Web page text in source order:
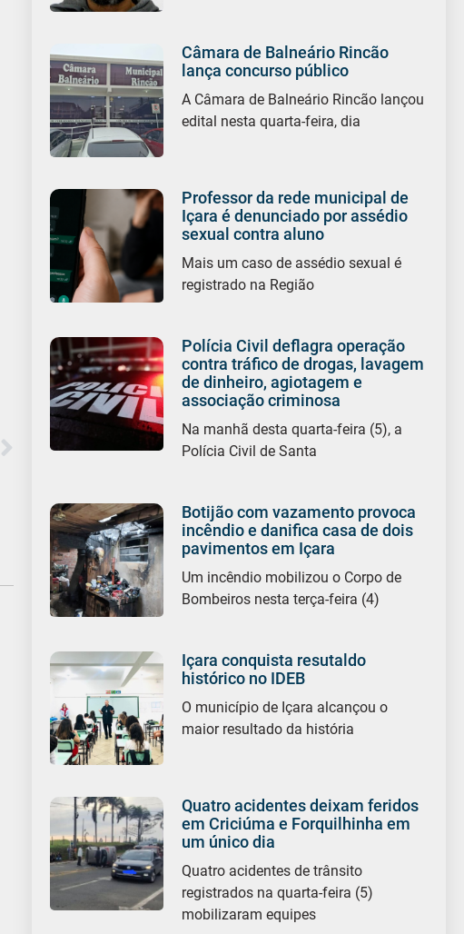
Câmara de Balneário Rincão
lança concurso público
A Câmara de Balneário Rincão lançou
edital nesta quarta-feira, dia
Professor da rede municipal de
Içara é denunciado por assédio
sexual contra aluno
Mais um caso de assédio sexual é
registrado na Região
Polícia Civil deflagra operação
contra tráfico de drogas, lavagem
de dinheiro, agiotagem e
associação criminosa
Na manhã desta quarta-feira (5), a
Polícia Civil de Santa
Botijão com vazamento provoca
incêndio e danifica casa de dois
pavimentos em Içara
Um incêndio mobilizou o Corpo de
Bombeiros nesta terça-feira (4)
Içara conquista resutaldo
histórico no IDEB
O município de Içara alcançou o
maior resultado da história
Quatro acidentes deixam feridos
em Criciúma e Forquilhinha em
um único dia
Quatro acidentes de trânsito
registrados na quarta-feira (5)
mobilizaram equipes